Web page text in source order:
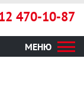
470-10-87
МЕНЮ